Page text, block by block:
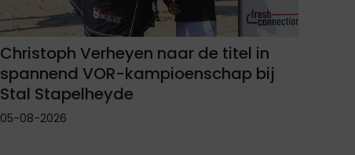
Christoph Verheyen naar de titel in
spannend VOR-kampioenschap bij
Stal Stapelheyde
05-08-2026